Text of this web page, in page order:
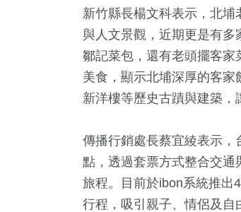
新竹縣長楊文科表示，北
與人文景觀，近期更是有多
鄒記菜包，還有老頭擺客
美食，顯示北埔深厚的客
新洋樓等歷史古蹟與建築，
傳播行銷處長蔡宜綾表示
點，透過套票方式整合交
旅程。目前於ibon系統推出
行程，吸引親子、情侶及自
+ 22+
+
兩岸藝苑天地
192+
財經及消費
3